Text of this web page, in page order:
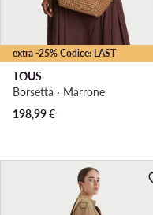
extra -25% Codice: LAST
TOUS
Borsetta · Marrone
198,99€